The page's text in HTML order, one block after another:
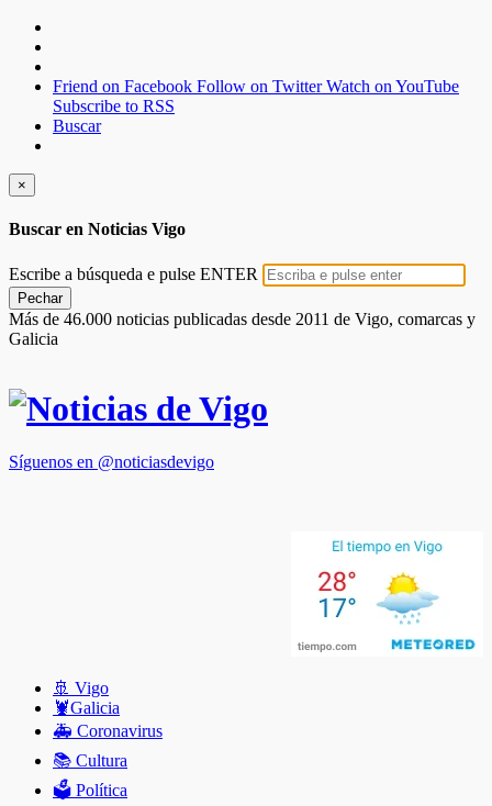
Friend on Facebook Follow on Twitter Watch on YouTube
Subscribe to RSS
Buscar
×
Buscar en Noticias Vigo
Escribe a búsqueda e pulse ENTER
Pechar
Más de 46.000 noticias publicadas desde 2011 de Vigo, comarcas y
Galicia
Síguenos en @noticiasdevigo
🚢 Vigo
🦞️Galicia
🚑 Coronavirus
📚 Cultura
🗳️ Política